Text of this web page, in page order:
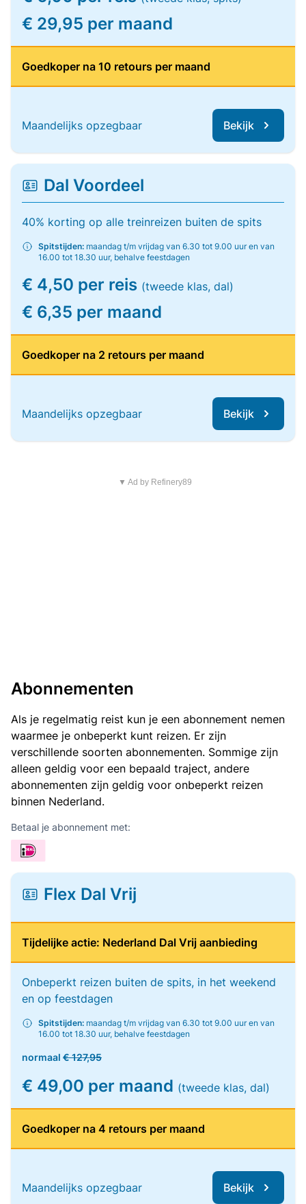
€ 29,95 per maand
Goedkoper na 10 retours per maand
Maandelijks opzegbaar Bekijk
Dal Voordeel
40% korting op alle treinreizen buiten de spits
Spitstijden: maandag t/m vrijdag van 6.30 tot 9.00 uur en van
16.00 tot 18.30 uur, behalve feestdagen
€ 4,50 per reis (tweede klas, dal)
€ 6,35 per maand
Goedkoper na 2 retours per maand
Maandelijks opzegbaar Bekijk
▼ Ad by Refinery89
Abonnementen
Als je regelmatig reist kun je een abonnement nemen
waarmee je onbeperkt kunt reizen. Er zijn
verschillende soorten abonnementen. Sommige zijn
alleen geldig voor een bepaald traject, andere
abonnementen zijn geldig voor onbeperkt reizen
binnen Nederland.
Betaal je abonnement met:
Flex Dal Vrij
Tijdelijke actie: Nederland Dal Vrij aanbieding
Onbeperkt reizen buiten de spits, in het weekend
en op feestdagen
Spitstijden: maandag t/m vrijdag van 6.30 tot 9.00 uur en van
16.00 tot 18.30 uur, behalve feestdagen
normaal € 127,95
€ 49,00 per maand (tweede klas, dal)
Goedkoper na 4 retours per maand
Maandelijks opzegbaar Bekijk